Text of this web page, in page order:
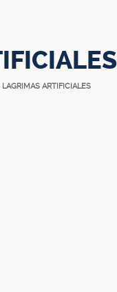
ARTIFICIALES